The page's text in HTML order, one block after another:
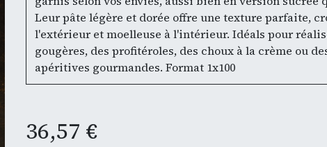
Leur pâte légère et dorée offre une texture parfaite,
l'extérieur et moelleuse à l'intérieur. Idéals pour
gougères, des profitéroles, des choux à la crème ou
apéritives gourmandes. Format 1x100
36,57 €